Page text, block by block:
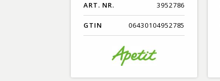
ART. NR. 3952786
GTIN 06430104952785